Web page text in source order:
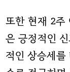
또한 현재 2주
은 긍정적인
적인 상승세를